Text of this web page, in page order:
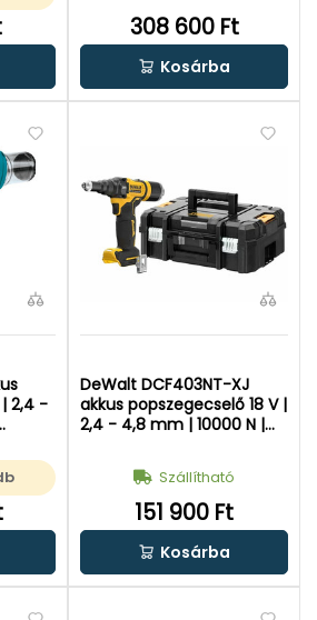
308 600 Ft
Kosárba
| 2,4 -
DeWalt DCF403NT-XJ
akkus popszegecselő 18 V |
2,4 - 4,8 mm | 10000 N |
töltő nélkül | TSTAK
kofferben Szállítható
151 900 Ft
Kosárba